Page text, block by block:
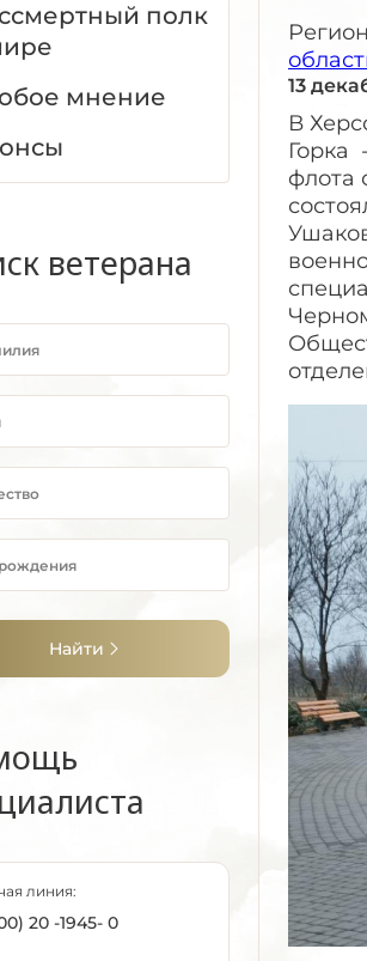
полк
мнение
ветерана
Найти
линия:
20 -1945- 0
13
В
Горка
флота